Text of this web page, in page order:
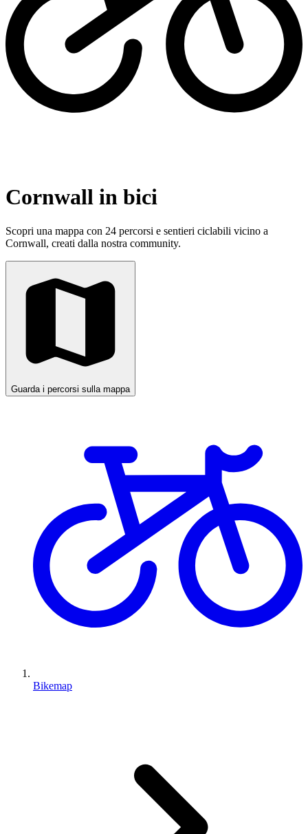
Cornwall in bici
Scopri una mappa con 24 percorsi e sentieri ciclabili vicino a
Cornwall, creati dalla nostra community.
Guarda i percorsi sulla mappa
Bikemap